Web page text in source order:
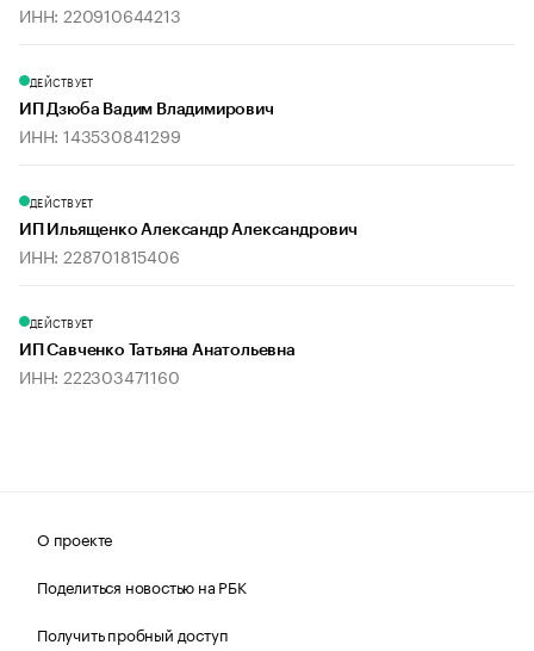
ИНН: 220910644213
ДЕЙСТВУЕТ
ИП Дзюба Вадим Владимирович
ИНН: 143530841299
ДЕЙСТВУЕТ
ИП Ильященко Александр Александрович
ИНН: 228701815406
ДЕЙСТВУЕТ
ИП Савченко Татьяна Анатольевна
ИНН: 222303471160
О проекте
Поделиться новостью на РБК
Получить пробный доступ